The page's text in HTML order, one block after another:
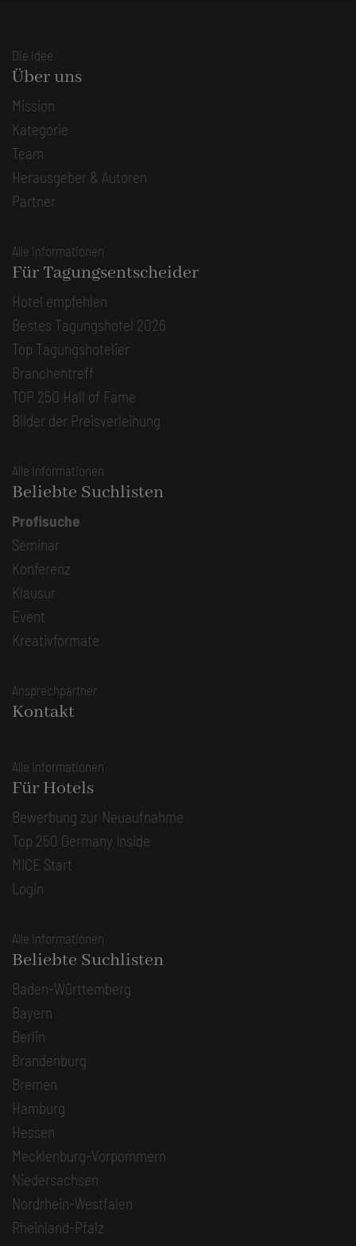
Die Idee
Über uns
Mission
Kategorie
Team
Herausgeber & Autoren
Partner
Alle Informationen
Für Tagungsentscheider
Hotel empfehlen
Bestes Tagungshotel 2026
Top Tagungshotelier
Branchentreff
TOP 250 Hall of Fame
Bilder der Preisverleihung
Alle Informationen
Beliebte Suchlisten
Profisuche
Seminar
Konferenz
Klausur
Event
Kreativformate
Ansprechpartner
Kontakt
Alle Informationen
Für Hotels
Bewerbung zur Neuaufnahme
Top 250 Germany Inside
MICE Start
Login
Alle Informationen
Beliebte Suchlisten
Baden-Württemberg
Bayern
Berlin
Brandenburg
Bremen
Hamburg
Hessen
Mecklenburg-Vorpommern
Niedersachsen
Nordrhein-Westfalen
Rheinland-Pfalz